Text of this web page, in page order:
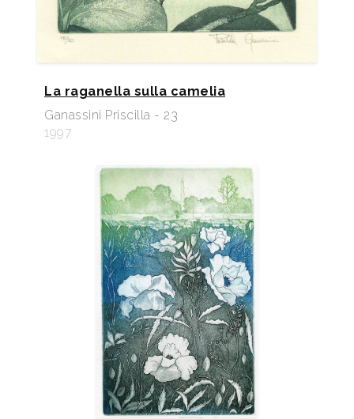
La raganella sulla camelia
Ganassini Priscilla - 23
1997